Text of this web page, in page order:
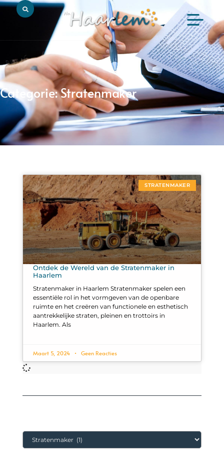
Categorie: Stratenmaker
STRATENMAKER
Ontdek de Wereld van de Stratenmaker in
Haarlem
Stratenmaker in Haarlem Stratenmaker spelen een
essentiële rol in het vormgeven van de openbare
ruimte en het creëren van functionele en esthetisch
aantrekkelijke straten, pleinen en trottoirs in
Haarlem. Als
Maart 5, 2024 Geen Reacties